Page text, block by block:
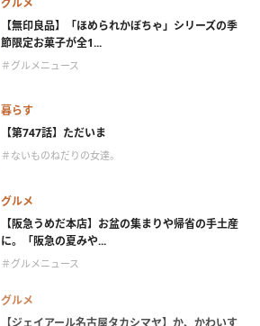
【無印良品】「ほめられかぼちゃ」シリーズの季
節限定お菓子が全1...
＃グルメニュース
暮らす
【第747話】ただいま
＃ないものねだりの女達。
グルメ
【阪急うめだ本店】お盆の集まりや帰省の手土産
に。「阪急の夏みや...
＃グルメニュース
グルメ
【ジェイアール名古屋タカシマヤ】か、かわいす